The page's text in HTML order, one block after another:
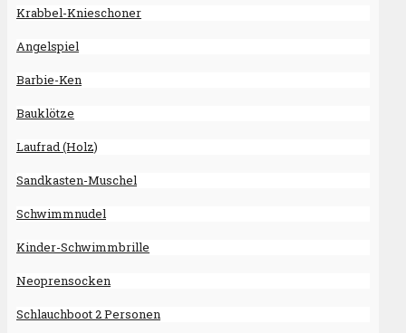
Krabbel-Knieschoner
Angelspiel
Barbie-Ken
Bauklötze
Laufrad (Holz)
Sandkasten-Muschel
Schwimmnudel
Kinder-Schwimmbrille
Neoprensocken
Schlauchboot 2 Personen